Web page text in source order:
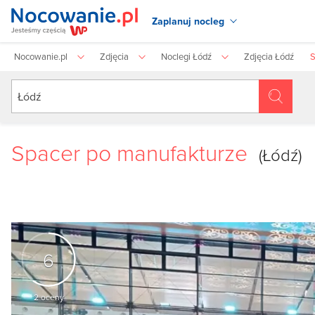
Zaplanuj nocleg
Nocowanie.pl Zdjęcia Noclegi Łódź Zdjęcia Łódź
Spacer po manufakturze (Łódź)
6
2oceny